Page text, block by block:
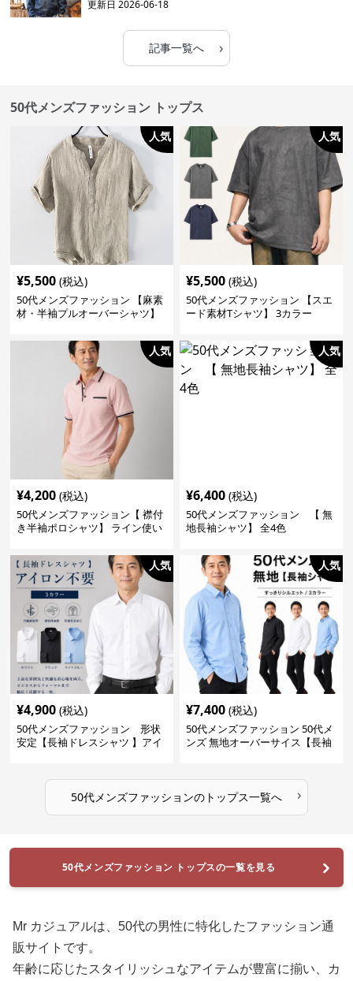
更新日2026-06-18
記事一覧へ ›
50代メンズファッション トップス
人気
¥5,500 (税込)
50代メンズファッション 【麻素
材・半袖プルオーバーシャツ】
人気
¥5,500 (税込)
50代メンズファッション 【スエ
ード素材Tシャツ】 3カラー
人気
¥4,200 (税込)
50代メンズファッション【 襟付
き半袖ポロシャツ】 ライン使い
人気
¥6,400 (税込)
50代メンズファッション 【 無
地長袖シャツ】 全4色
人気
¥4,900 (税込)
50代メンズファッション 形状
安定【長袖ドレスシャツ 】アイ
人気
¥7,400 (税込)
50代メンズファッション 50代メ
ンズ 無地オーバーサイス【長袖
50代メンズファッションのトップス一覧へ ›
50代メンズファッション トップスの一覧を見る
Mr カジュアルは、50代の男性に特化したファッション通
販サイトです。
年齢に応じたスタイリッシュなアイテムが豊富に揃い、カ